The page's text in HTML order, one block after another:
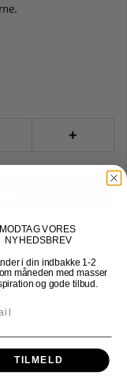
+
MODTAG VORES
NYHEDSBREV
i din indbakke 1-2
måneden med masser
og gode tilbud.
TILMELD